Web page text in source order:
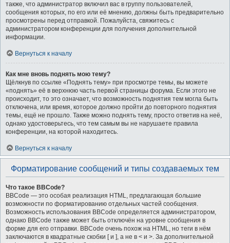
также, что администратор включил вас в группу пользователей,
сообщения которых, по его или её мнению, должны быть предварительно
просмотрены перед отправкой. Пожалуйста, свяжитесь с
администратором конференции для получения дополнительной
информации.
Вернуться к началу
Как мне вновь поднять мою тему?
Щёлкнув по ссылке «Поднять тему» при просмотре темы, вы можете
«поднять» её в верхнюю часть первой страницы форума. Если этого не
происходит, то это означает, что возможность поднятия тем могла быть
отключена, или время, которое должно пройти до повторного поднятия
темы, ещё не прошло. Также можно поднять тему, просто ответив на неё,
однако удостоверьтесь, что тем самым вы не нарушаете правила
конференции, на которой находитесь.
Вернуться к началу
Форматирование сообщений и типы создаваемых тем
Что такое BBCode?
BBCode — это особая реализация HTML, предлагающая большие
возможности по форматированию отдельных частей сообщения.
Возможность использования BBCode определяется администратором,
однако BBCode также может быть отключён на уровне сообщения в
форме для его отправки. BBCode очень похож на HTML, но теги в нём
заключаются в квадратные скобки [ и ], а не в < и >. За дополнительной